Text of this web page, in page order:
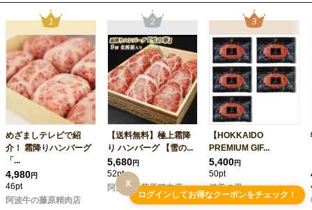
ログインしてお得なクーポンをチェック！
X
めざましテレビで紹
介！ 霜降りハンバーグ
「...
4,980円
46pt
阿波牛の藤原精肉店
【送料無料】極上霜降
り ハンバーグ 【雪の...
5,680円
52pt
阿波牛の藤原精肉店
【HOKKAIDO
PREMIUM GIF...
5,400円
50pt
健美の里